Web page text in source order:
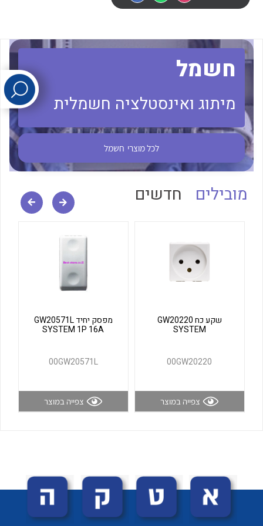
לכל מוצרי היצרן לכל מוצרי היצרן
לכל מוצרי היצרן לכל מוצרי היצרן
חשמל
מיתוג ואינסטלציה חשמלית
לכל מוצרי חשמל
מובילים חדשים
שקע כח GW20220
SYSTEM
00GW20220
צפייה במוצר
מפסק יחיד GW20571L
SYSTEM 1P 16A
00GW20571L
צפייה במוצר